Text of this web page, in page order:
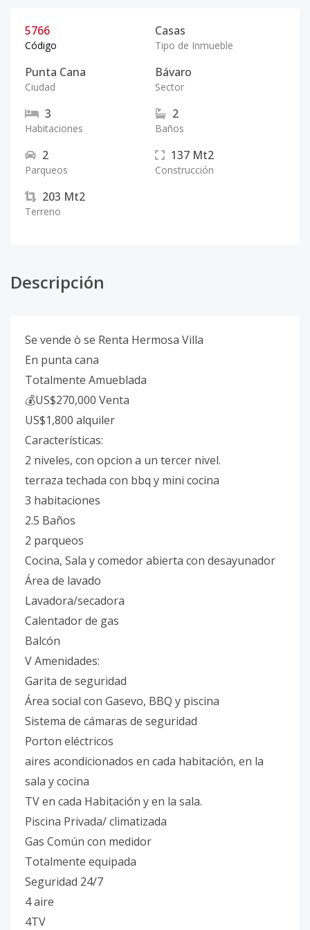
5766
Código
Casas
Tipo de Inmueble
Punta Cana
Ciudad
Bávaro
Sector
3
Habitaciones
2
Baños
2
Parqueos
137 Mt2
Construcción
203 Mt2
Terreno
Descripción
Se vende ò se Renta Hermosa Villa
En punta cana
Totalmente Amueblada
💰US$270,000 Venta
US$1,800 alquiler
Características:
2 niveles, con opcion a un tercer nivel.
terraza techada con bbq y mini cocina
3 habitaciones
2.5 Baños
2 parqueos
Cocina, Sala y comedor abierta con desayunador
Área de lavado
Lavadora/secadora
Calentador de gas
Balcón
V Amenidades:
Garita de seguridad
Área social con Gasevo, BBQ y piscina
Sistema de cámaras de seguridad
Porton eléctricos
aires acondicionados en cada habitación, en la
sala y cocina
TV en cada Habitación y en la sala.
Piscina Privada/ climatizada
Gas Común con medidor
Totalmente equipada
Seguridad 24/7
4 aire
4TV